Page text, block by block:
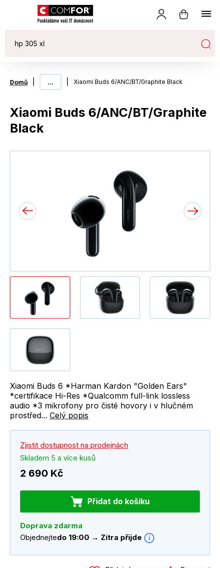
Domů ... Xiaomi Buds 6/ANC/BT/Graphite Black
Xiaomi Buds 6/ANC/BT/Graphite
Black
Xiaomi Buds 6 *Harman Kardon "Golden Ears"
*certifikace Hi-Res *Qualcomm full-link lossless
audio *3 mikrofony pro čisté hovory i v hlučném
prostřed... Celý popis
Zjistit dostupnost na prodejnách
Skladem 5 a více kusů
2 690 Kč
Přidat do košíku
Doprava zdarma
Objednejtedo 19:00 → Zítra přijde